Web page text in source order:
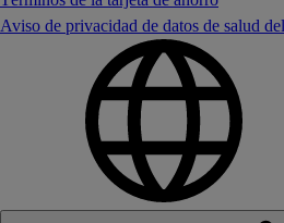
Aviso de privacidad de datos de salud